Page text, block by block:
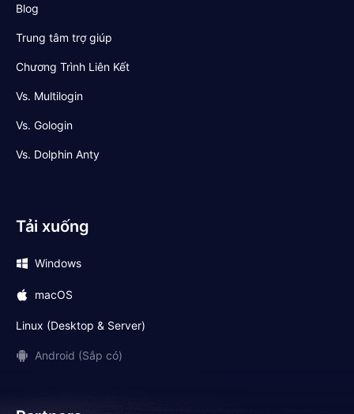
Blog
Trung tâm trợ giúp
Chương Trình Liên Kết
Vs. Multilogin
Vs. Gologin
Vs. Dolphin Anty
Tải xuống
Windows
macOS
Linux (Desktop & Server)
Android (Sắp có)